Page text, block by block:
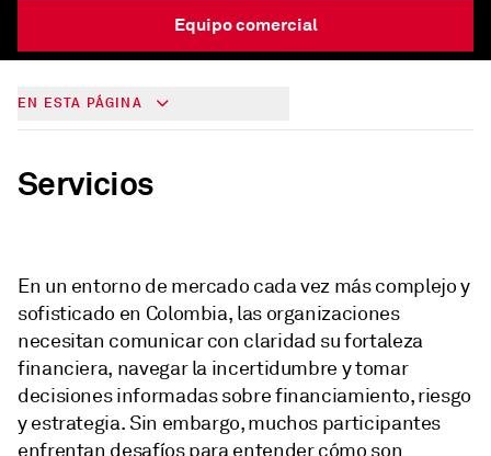
Equipo comercial
EN ESTA PÁGINA
Servicios
En un entorno de mercado cada vez más complejo y
sofisticado en Colombia, las organizaciones
necesitan comunicar con claridad su fortaleza
financiera, navegar la incertidumbre y tomar
decisiones informadas sobre financiamiento, riesgo
y estrategia. Sin embargo, muchos participantes
enfrentan desafíos para entender cómo son